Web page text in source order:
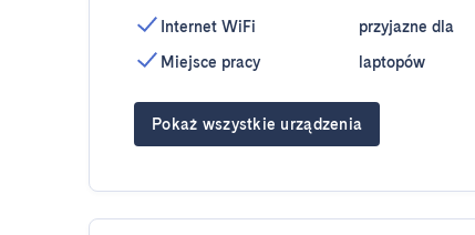
Internet WiFi
Miejsce pracy
przyjazne dla
laptopów
Pokaż wszystkie urządzenia